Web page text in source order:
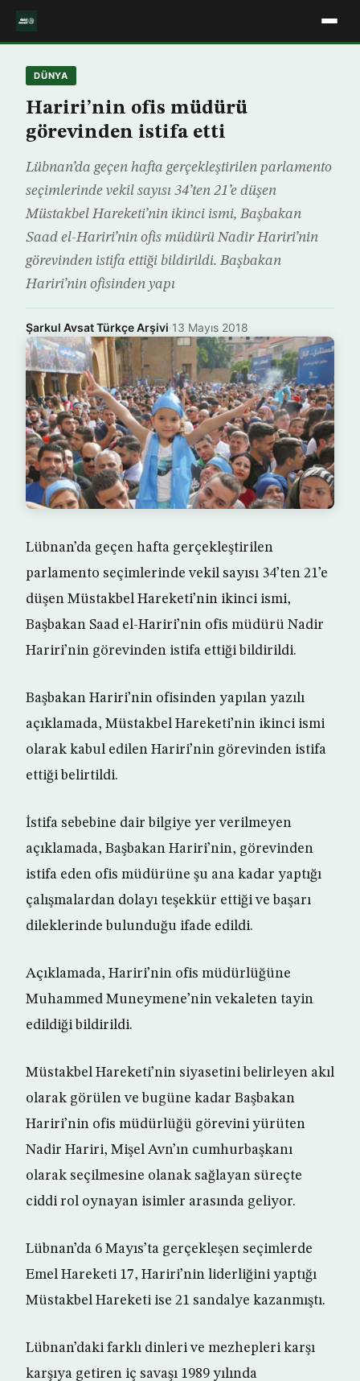
DÜNYA
Hariri’nin ofis müdürü
görevinden istifa etti
Lübnan’da geçen hafta gerçekleştirilen parlamento
seçimlerinde vekil sayısı 34’ten 21’e düşen
Müstakbel Hareketi’nin ikinci ismi, Başbakan
Saad el-Hariri’nin ofis müdürü Nadir Hariri’nin
görevinden istifa ettiği bildirildi. Başbakan
Hariri’nin ofisinden yapı
Şarkul Avsat Türkçe Arşivi·13 Mayıs 2018
Lübnan’da geçen hafta gerçekleştirilen
parlamento seçimlerinde vekil sayısı 34’ten 21’e
düşen Müstakbel Hareketi’nin ikinci ismi,
Başbakan Saad el-Hariri’nin ofis müdürü Nadir
Hariri’nin görevinden istifa ettiği bildirildi.
Başbakan Hariri’nin ofisinden yapılan yazılı
açıklamada, Müstakbel Hareketi’nin ikinci ismi
olarak kabul edilen Hariri’nin görevinden istifa
ettiği belirtildi.
İstifa sebebine dair bilgiye yer verilmeyen
açıklamada, Başbakan Hariri’nin, görevinden
istifa eden ofis müdürüne şu ana kadar yaptığı
çalışmalardan dolayı teşekkür ettiği ve başarı
dileklerinde bulunduğu ifade edildi.
Açıklamada, Hariri’nin ofis müdürlüğüne
Muhammed Muneymene’nin vekaleten tayin
edildiği bildirildi.
Müstakbel Hareketi’nin siyasetini belirleyen akıl
olarak görülen ve bugüne kadar Başbakan
Hariri’nin ofis müdürlüğü görevini yürüten
Nadir Hariri, Mişel Avn’ın cumhurbaşkanı
olarak seçilmesine olanak sağlayan süreçte
ciddi rol oynayan isimler arasında geliyor.
Lübnan’da 6 Mayıs’ta gerçekleşen seçimlerde
Emel Hareketi 17, Hariri’nin liderliğini yaptığı
Müstakbel Hareketi ise 21 sandalye kazanmıştı.
Lübnan’daki farklı dinleri ve mezhepleri karşı
karşıya getiren iç savaşı 1989 yılında